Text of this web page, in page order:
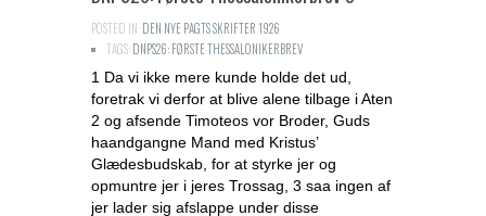
POSTED IN:DEN NYE PAGTS SKRIFTER 1926
TAGS:DNPS26: FØRSTE THESSALONIKERBREV
1 Da vi ikke mere kunde holde det ud,
foretrak vi derfor at blive alene tilbage i Aten
2 og afsende Timoteos vor Broder, Guds
haandgangne Mand med Kristus’
Glædesbudskab, for at styrke jer og
opmuntre jer i jeres Trossag, 3 saa ingen af
jer lader sig afslappe under disse